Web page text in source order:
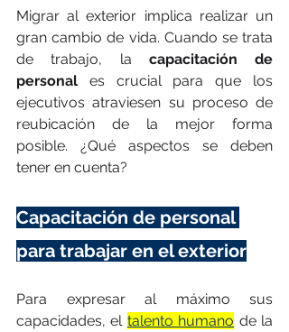
Migrar al exterior implica realizar un
gran cambio de vida. Cuando se trata
de trabajo, la capacitación de
personal es crucial para que los
ejecutivos atraviesen su proceso de
reubicación de la mejor forma
posible. ¿Qué aspectos se deben
tener en cuenta?
Capacitación de personal
para trabajar en el exterior
Para expresar al máximo sus
capacidades, el talento humano de la